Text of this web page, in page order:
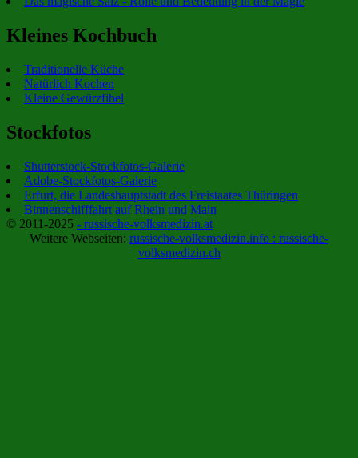
Kleines Kochbuch
Traditionelle Küche
Natürlich Kochen
Kleine Gewürzfibel
Stockfotos
Shutterstock-Stockfotos-Galerie
Adobe-Stockfotos-Galerie
Erfurt, die Landeshauptstadt des Freistaates Thüringen
Binnenschifffahrt auf Rhein und Main
© 2011-2025 - russische-volksmedizin.at
Weitere Webseiten: russische-volksmedizin.info : russische-
volksmedizin.ch